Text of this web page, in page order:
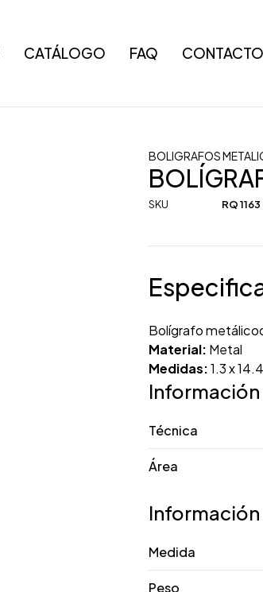
CATÁLOGO FAQ CONTACTO
BOLIGRAFOS
SKU RQ
Bolígrafo
Material: Metal
Medidas:1.3 x
Técnica
Área
Medida
Peso